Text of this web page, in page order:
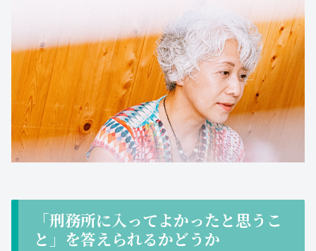
「刑務所に入ってよかったと思うこ
と」を答えられるかどうか